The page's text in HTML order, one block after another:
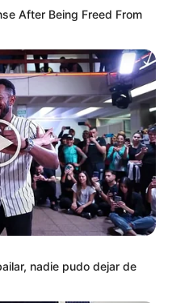
After Being Freed From
nadie pudo dejar de